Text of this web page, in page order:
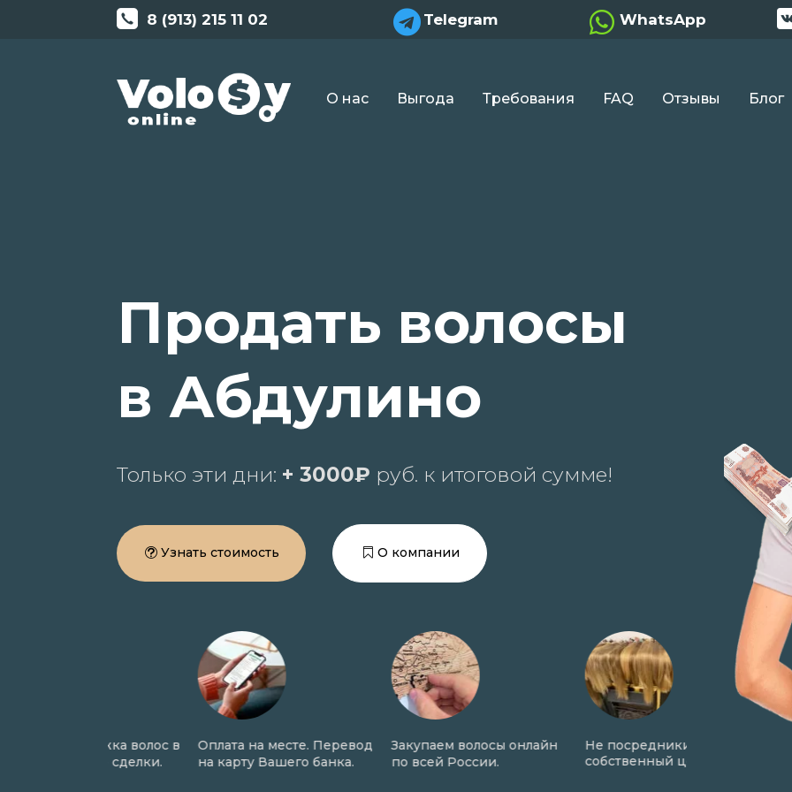
8 (913) 215 11 02  Telegram  WhatsApp
О нас Выгода Требования FAQ Отзывы Блог
Продать волосы
в Абдулино
Только эти дни: + 3000₽ руб. к итоговой сумме!
Узнать стоимость О компании
Оплата на месте. Перевод
на карту Вашего банка.
Закупаем волосы онлайн
по всей России.
Не посредники. Имеем
собственный цех.
Онлайн
фото в день